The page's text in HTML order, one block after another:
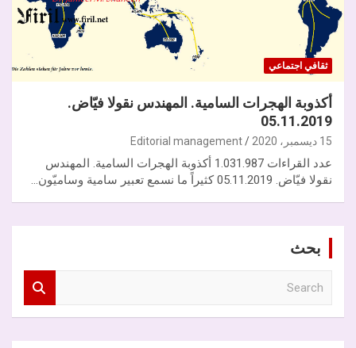
ثقافي اجتماعي
أكذوبة الهجرات السامية. المهندس نقولا فيّاض.
05.11.2019
15 ديسمبر، 2020 Editorial management
عدد القراءات 1.031.987 أكذوبة الهجرات السامية. المهندس
نقولا فيّاض. 05.11.2019 كثيراً ما نسمع تعبير سامية وساميّون…
بحث